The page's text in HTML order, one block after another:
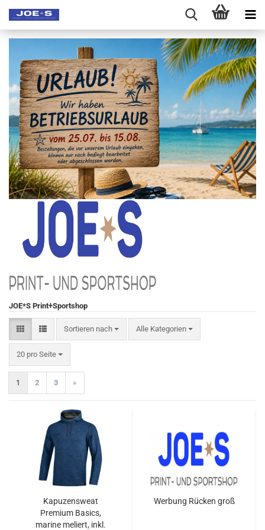
JOE*S Print+Sportshop
Sortieren nach
Sortieren nach Alle Kategorien
20 pro Seite
pro Seite
1 2 3 »
Kapuzensweat
Premium Basics,
marine meliert, inkl.
Werbung Rücken groß